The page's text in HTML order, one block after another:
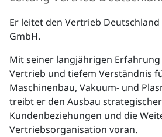
Er leitet den Vertrieb
GmbH.
Mit seiner langjährigen
Vertrieb und tiefem Verständnis
Maschinenbau, Vakuum- und
treibt er den Ausbau strategischer
Kundenbeziehungen und die
Vertriebsorganisation voran.